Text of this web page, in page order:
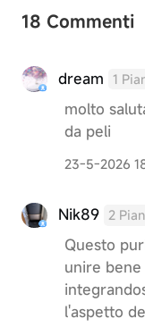
18 Commenti
dream 1
molto
da peli
23-5-2026
Nik89 2
Questo
unire
l'aspetto